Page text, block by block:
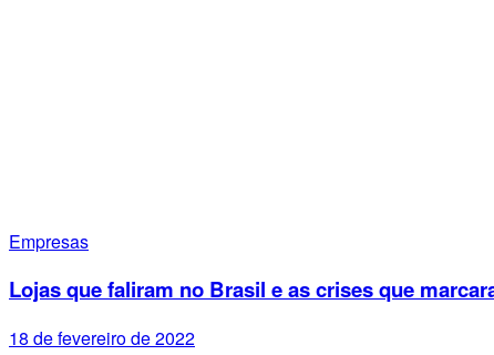
Empresas
Lojas que faliram no Brasil e as crises que
18 de fevereiro de 2022